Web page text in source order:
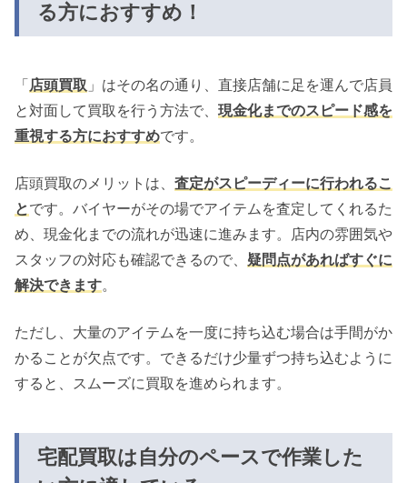
る方におすすめ！
「 店頭買取 」はその名の通り、直接店舗に足を運んで店員
と対面して買取を行う方法で、 現金化までのスピード感を
重視する方におすすめです。
店頭買取のメリットは、 査定がスピーディーに行われるこ
とです。バイヤーがその場でアイテムを査定してくれるた
め、現金化までの流れが迅速に進みます。店内の雰囲気や
スタッフの対応も確認できるので、 疑問点があればすぐに
解決できます。
ただし、大量のアイテムを一度に持ち込む場合は手間がか
かることが欠点です。できるだけ少量ずつ持ち込むように
すると、スムーズに買取を進められます。
宅配買取は自分のペースで作業した